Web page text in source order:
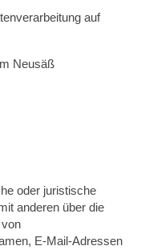
auf
Neusäß
oder juristische
anderen über die
E-Mail-Adressen